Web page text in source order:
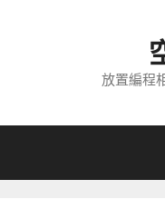
容
放置編程